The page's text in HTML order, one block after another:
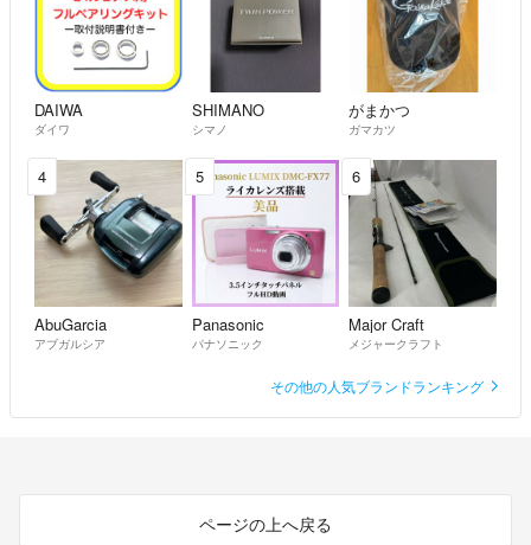
購入を検討中ですが、
お値下げ可能でしょうか？
ご検討よろしくお願いします。
まちがいさがし77 - 9ヶ月前
DAIWA
ダイワ
SHIMANO
シマノ
がまかつ
ガマカツ
4
AbuGarcia
アブガルシア
5
Panasonic
パナソニック
6
Major Craft
メジャークラフト
その他の人気ブランドランキング
ページの上へ戻る